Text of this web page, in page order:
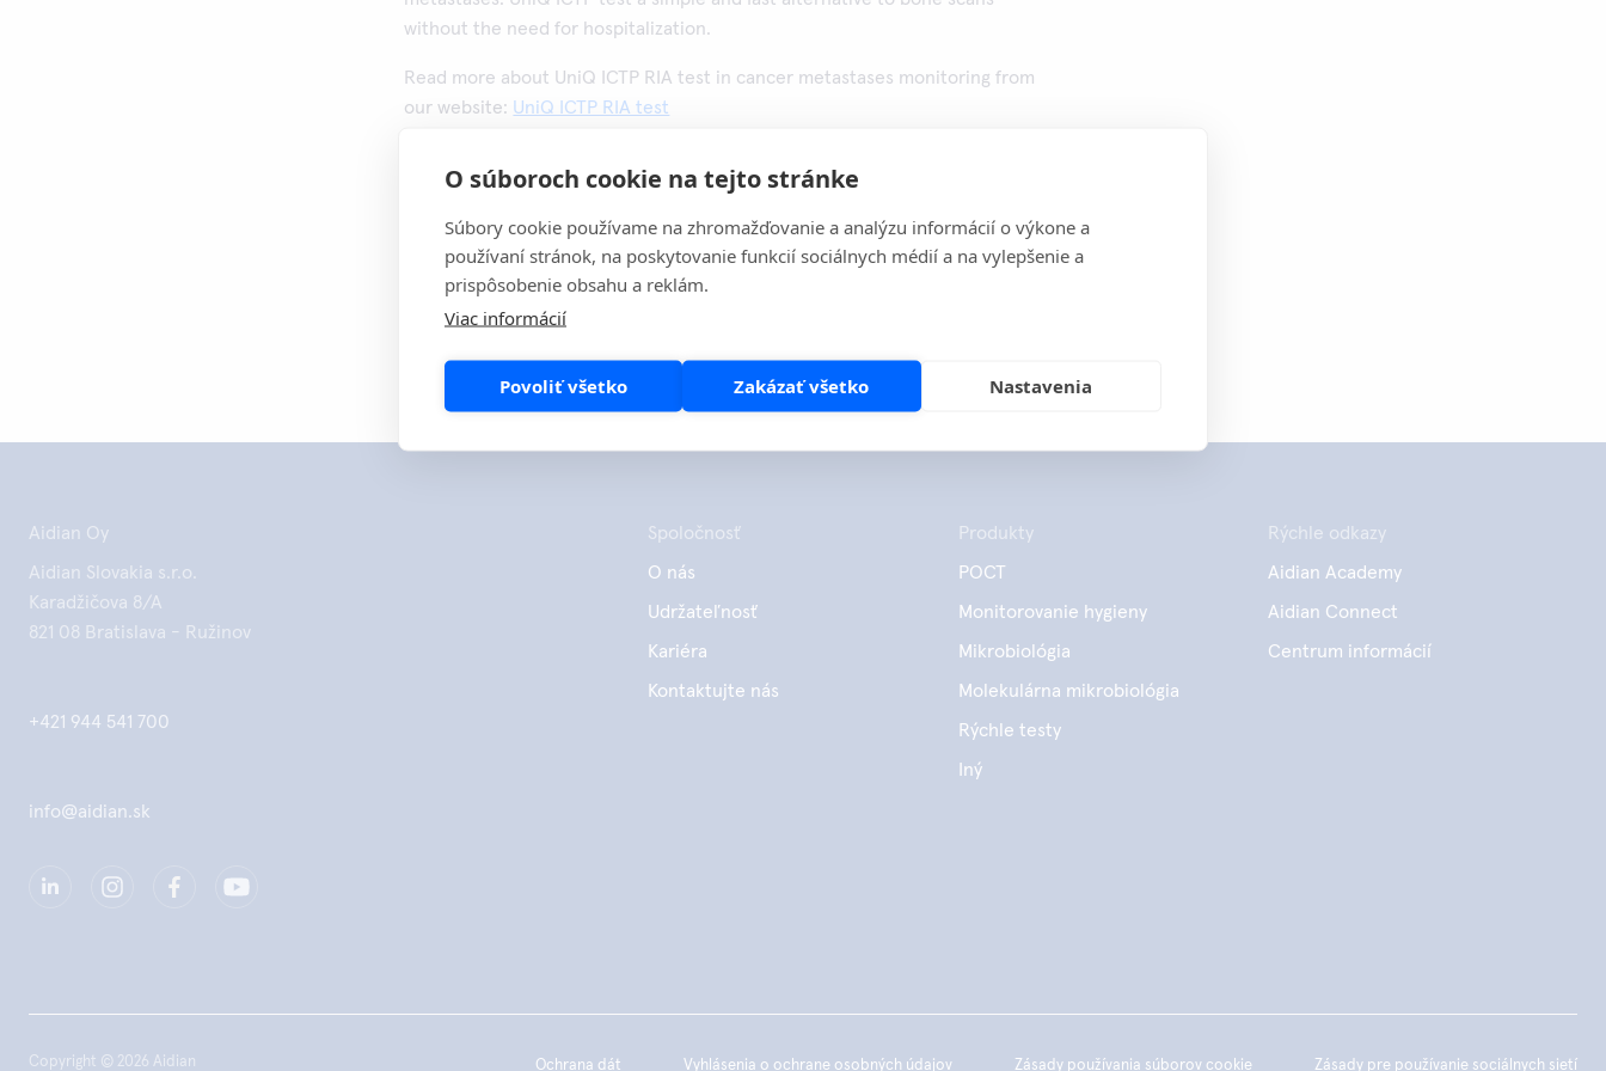
O súboroch cookie na tejto stránke
Súbory cookie používame na zhromažďovanie a analýzu informácií o výkone a
používaní stránok, na poskytovanie funkcií sociálnych médií a na vylepšenie a
prispôsobenie obsahu a reklám.
Viac informácií
Povoliť všetko Zakázať všetko Nastavenia
without the need for hospitalization.
Read more about UniQ ICTP RIA test in cancer metastases monitoring from
our website: UniQ ICTP RIA test
Vytlačiť túto stránku
Aidian Oy
Aidian Slovakia s.r.o.
Karadžičova 8/A
821 08 Bratislava - Ružinov
+421 944 541 700
info@aidian.sk
Spoločnosť
O nás
Udržateľnosť
Kariéra
Kontaktujte nás
Produkty
POCT
Monitorovanie hygieny
Mikrobiológia
Molekulárna mikrobiológia
Rýchle testy
Iný
Rýchle odkazy
Aidian Academy
Aidian Connect
Centrum informácií
Copyright © 2026 Aidian Ochrana dát Vyhlásenia o ochrane osobných údajov Zásady používania súborov cookie Zásady pre používanie sociálnych sietí